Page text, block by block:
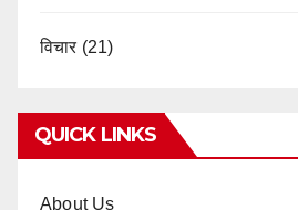
विचार (21)
QUICK LINKS
About Us